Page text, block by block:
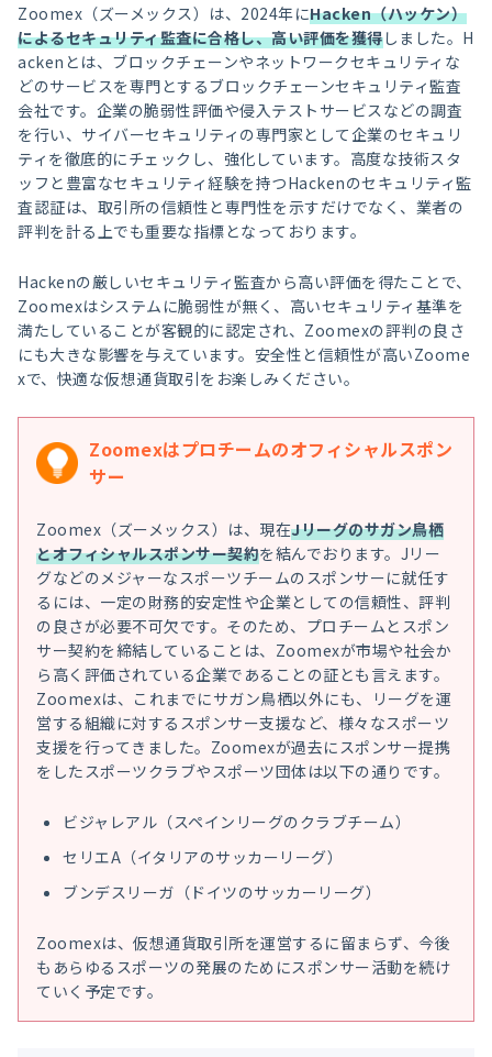
Zoomex（ズーメックス）は、2024年にHacken（ハッケン）
によるセキュリティ監査に合格し、高い評価を獲得しました。H
ackenとは、ブロックチェーンやネットワークセキュリティな
どのサービスを専門とするブロックチェーンセキュリティ監査
会社です。企業の脆弱性評価や侵入テストサービスなどの調査
を行い、サイバーセキュリティの専門家として企業のセキュリ
ティを徹底的にチェックし、強化しています。高度な技術スタ
ッフと豊富なセキュリティ経験を持つHackenのセキュリティ監
査認証は、取引所の信頼性と専門性を示すだけでなく、業者の
評判を計る上でも重要な指標となっております。
Hackenの厳しいセキュリティ監査から高い評価を得たことで、
Zoomexはシステムに脆弱性が無く、高いセキュリティ基準を
満たしていることが客観的に認定され、Zoomexの評判の良さ
にも大きな影響を与えています。安全性と信頼性が高いZoome
xで、快適な仮想通貨取引をお楽しみください。
Zoomexはプロチームのオフィシャルスポン
サー
Zoomex（ズーメックス）は、現在Jリーグのサガン鳥栖
とオフィシャルスポンサー契約を結んでおります。Jリー
グなどのメジャーなスポーツチームのスポンサーに就任す
るには、一定の財務的安定性や企業としての信頼性、評判
の良さが必要不可欠です。そのため、プロチームとスポン
サー契約を締結していることは、Zoomexが市場や社会か
ら高く評価されている企業であることの証とも言えます。
Zoomexは、これまでにサガン鳥栖以外にも、リーグを運
営する組織に対するスポンサー支援など、様々なスポーツ
支援を行ってきました。Zoomexが過去にスポンサー提携
をしたスポーツクラブやスポーツ団体は以下の通りです。
ビジャレアル（スペインリーグのクラブチーム）
セリエA（イタリアのサッカーリーグ）
ブンデスリーガ（ドイツのサッカーリーグ）
Zoomexは、仮想通貨取引所を運営するに留まらず、今後
もあらゆるスポーツの発展のためにスポンサー活動を続け
ていく予定です。